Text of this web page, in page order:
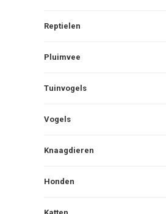
Reptielen
Pluimvee
Tuinvogels
Vogels
Knaagdieren
Honden